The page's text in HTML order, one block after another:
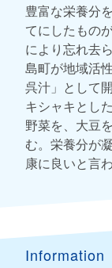
豊富な栄養分
てにしたもの
により忘れ去
島町が地域活
呉汁」として
キシャキとし
野菜を、大豆
む。栄養分が
康に良いと言
Information